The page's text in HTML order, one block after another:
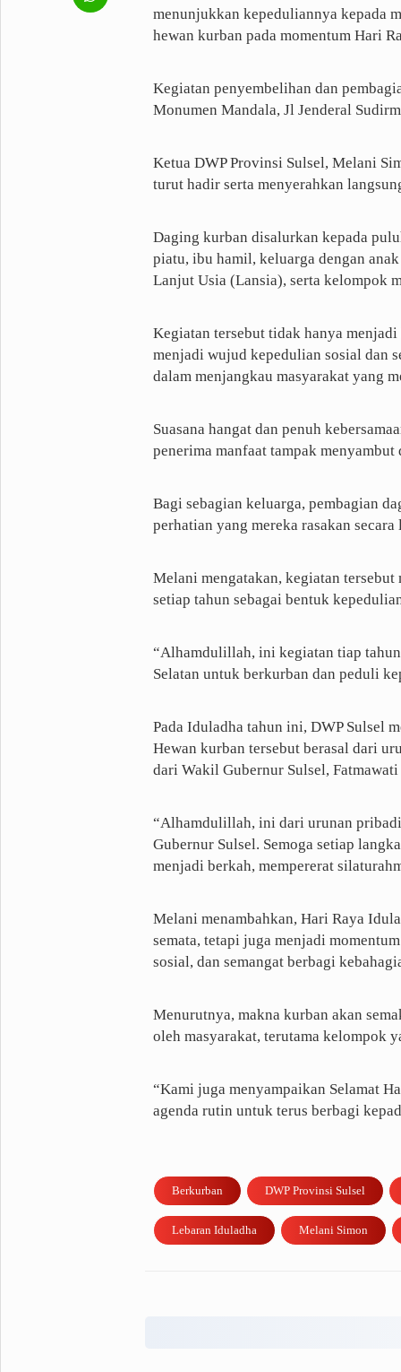
menunjukkan kepeduliannya kepada
hewan kurban pada momentum Hari
Kegiatan penyembelihan dan
Monumen Mandala, Jl Jenderal
Ketua DWP Provinsi Sulsel, Melani
turut hadir serta menyerahkan
Daging kurban disalurkan kepada
piatu, ibu hamil, keluarga dengan
Lanjut Usia (Lansia), serta kelompok
Kegiatan tersebut tidak hanya
menjadi wujud kepedulian sosial dan
dalam menjangkau masyarakat yang
Suasana hangat dan penuh
penerima manfaat tampak
Bagi sebagian keluarga, pembagian
perhatian yang mereka rasakan
Melani mengatakan, kegiatan
setiap tahun sebagai bentuk
“Alhamdulillah, ini kegiatan tiap
Selatan untuk berkurban dan peduli
Pada Iduladha tahun ini, DWP Sulsel
Hewan kurban tersebut berasal dari
dari Wakil Gubernur Sulsel, Fatmawati
“Alhamdulillah, ini dari urunan
Gubernur Sulsel. Semoga setiap
menjadi berkah, mempererat
Melani menambahkan, Hari Raya
semata, tetapi juga menjadi
sosial, dan semangat berbagi
Menurutnya, makna kurban akan
oleh masyarakat, terutama kelompok
“Kami juga menyampaikan Selamat
agenda rutin untuk terus berbagi
Berkurban DWP Provinsi Sulsel
Lebaran Iduladha Melani Simon